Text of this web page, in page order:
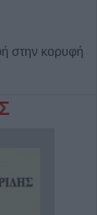
στην κορυφή